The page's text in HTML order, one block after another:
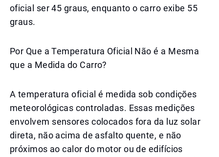
oficial ser 45 graus, enquanto o carro exibe 55
graus.
Por Que a Temperatura Oficial Não é a Mesma
que a Medida do Carro?
A temperatura oficial é medida sob condições
meteorológicas controladas. Essas medições
envolvem sensores colocados fora da luz solar
direta, não acima de asfalto quente, e não
próximos ao calor do motor ou de edifícios